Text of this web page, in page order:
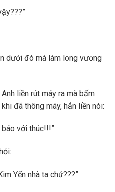
dưới đó mà làm long vương
liền rút máy ra mà bấm
đã thông máy, hắn liền nói:
báo với thúc!!!”
Yến nhà ta chứ???”